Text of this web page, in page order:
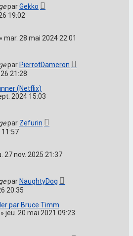
parGekko
19:02
» mar. 28 mai 2024 22:01
parPierrotDameron
21:28
(Netflix)
2024 15:03
par Zefurin
11:57
27 nov. 2025 21:37
parNaughtyDog
20:35
par Bruce Timm
» jeu. 20 mai 2021 09:23